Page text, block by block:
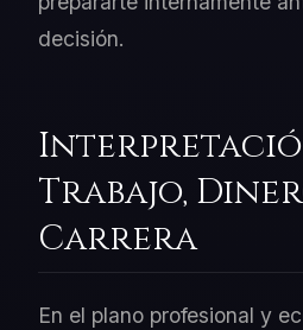
decisión.
Trabajo,
Carrera
En el plano profesional y